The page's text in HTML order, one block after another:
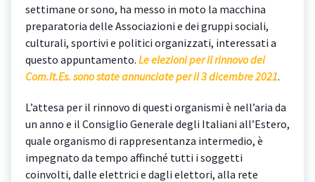
settimane or sono, ha messo in moto la macchina
preparatoria delle Associazioni e dei gruppi sociali,
culturali, sportivi e politici organizzati, interessati a
questo appuntamento. Le elezioni per il rinnovo dei
Com.It.Es. sono state annunciate per il 3 dicembre 2021.
L’attesa per il rinnovo di questi organismi è nell’aria da
un anno e il Consiglio Generale degli Italiani all’Estero,
quale organismo di rappresentanza intermedio, è
impegnato da tempo affinché tutti i soggetti
coinvolti, dalle elettrici e dagli elettori, alla rete